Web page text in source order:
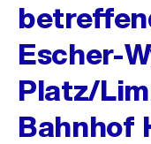
Escher-
Platz/
Bahnhof